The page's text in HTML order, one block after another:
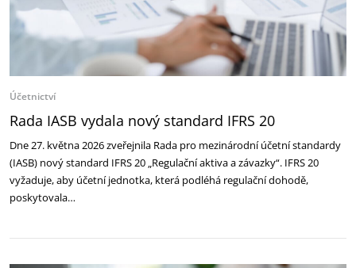
Účetnictví
Rada IASB vydala nový standard IFRS 20
Dne 27. května 2026 zveřejnila Rada pro mezinárodní účetní standardy
(IASB) nový standard IFRS 20 „Regulační aktiva a závazky“. IFRS 20
vyžaduje, aby účetní jednotka, která podléhá regulační dohodě,
poskytovala…